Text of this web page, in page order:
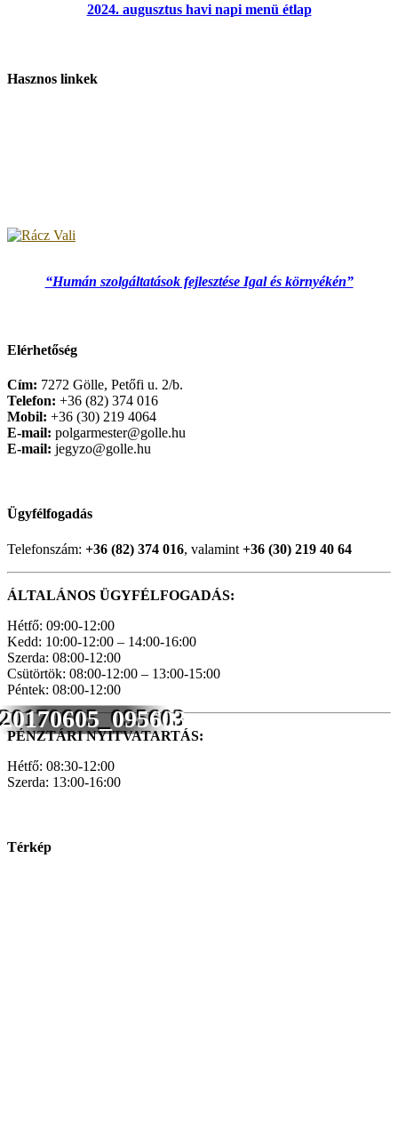
20170605_095603
2024. augusztus havi napi menü étlap
Hasznos linkek
“Humán szolgáltatások fejlesztése Igal és környékén”
Elérhetőség
Cím: 7272 Gölle, Petőfi u. 2/b.
Telefon: +36 (82) 374 016
Mobil: +36 (30) 219 4064
E-mail: polgarmester@golle.hu
E-mail: jegyzo@golle.hu
Ügyfélfogadás
Telefonszám: +36 (82) 374 016, valamint +36 (30) 219 40 64
ÁLTALÁNOS ÜGYFÉLFOGADÁS:
Hétfő: 09:00-12:00
Kedd: 10:00-12:00 – 14:00-16:00
Szerda: 08:00-12:00
Csütörtök: 08:00-12:00 – 13:00-15:00
Péntek: 08:00-12:00
PÉNZTÁRI NYITVATARTÁS:
Hétfő: 08:30-12:00
Szerda: 13:00-16:00
Térkép